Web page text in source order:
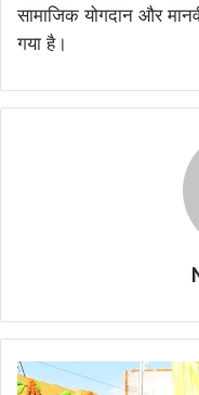
सामाजिक योगदान और
गया है।